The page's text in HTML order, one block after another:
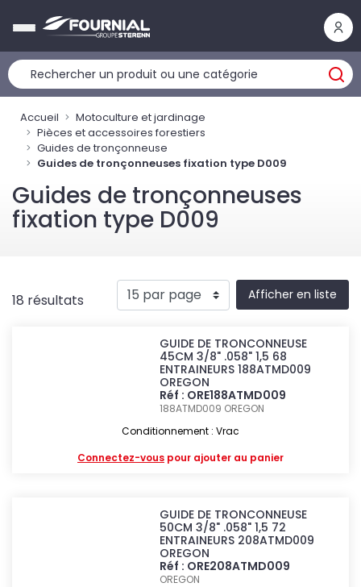
Accueil
Motoculture et jardinage
Pièces et accessoires forestiers
Guides de tronçonneuse
Guides de tronçonneuses fixation type D009
Guides de tronçonneuses
fixation type D009
18 résultats Afficher en liste
GUIDE DE TRONCONNEUSE
45CM 3/8" .058" 1,5 68
ENTRAINEURS 188ATMD009
OREGON
Réf : ORE188ATMD009
188ATMD009 OREGON
Conditionnement : Vrac
Connectez-vous pour ajouter au panier
GUIDE DE TRONCONNEUSE
50CM 3/8" .058" 1,5 72
ENTRAINEURS 208ATMD009
OREGON
Réf : ORE208ATMD009
OREGON